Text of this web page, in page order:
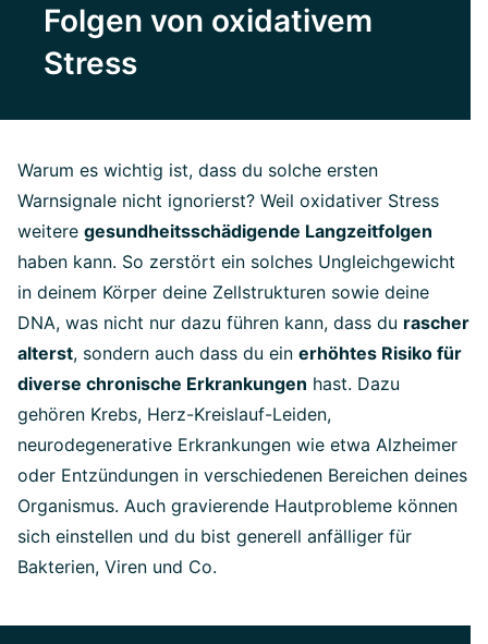
Folgen von oxidativem
Stress
Warum es wichtig ist, dass du solche ersten
Warnsignale nicht ignorierst? Weil oxidativer Stress
weitere gesundheitsschädigende Langzeitfolgen
haben kann. So zerstört ein solches Ungleichgewicht
in deinem Körper deine Zellstrukturen sowie deine
DNA, was nicht nur dazu führen kann, dass du rascher
alterst, sondern auch dass du ein erhöhtes Risiko für
diverse chronische Erkrankungen hast. Dazu
gehören Krebs, Herz-Kreislauf-Leiden,
neurodegenerative Erkrankungen wie etwa Alzheimer
oder Entzündungen in verschiedenen Bereichen deines
Organismus. Auch gravierende Hautprobleme können
sich einstellen und du bist generell anfälliger für
Bakterien, Viren und Co.